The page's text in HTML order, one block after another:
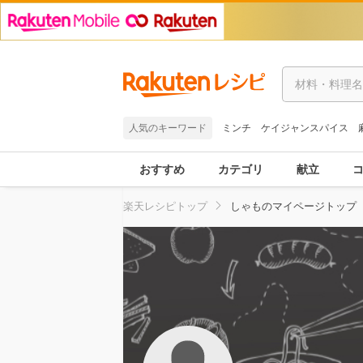
人気のキーワード ミンチ ケイジャンスパイス
おすすめ カテゴリ 献立
楽天レシピトップ しゃものマイページトップ